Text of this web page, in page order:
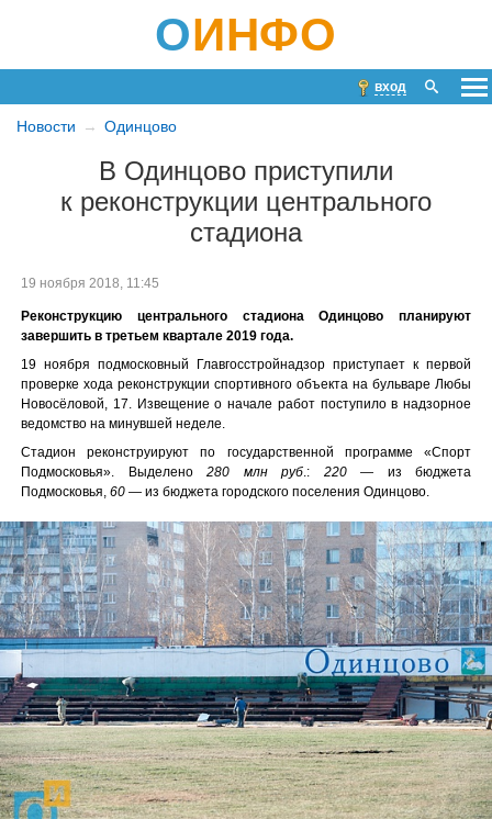
ОИНФО
вход
Новости Одинцово
В Одинцово приступили
к реконструкции центрального
стадиона
19 ноября 2018, 11:45
Реконструкцию центрального стадиона Одинцово планируют
завершить в третьем квартале 2019 года.
19 ноября подмосковный Главгосстройнадзор приступает к первой
проверке хода реконструкции спортивного объекта на бульваре Любы
Новосёловой, 17. Извещение о начале работ поступило в надзорное
ведомство на минувшей неделе.
Стадион реконструируют по государственной программе «Спорт
Подмосковья». Выделено 280 млн руб .: 220— из бюджета
Подмосковья, 60 — из бюджета городского поселения Одинцово.